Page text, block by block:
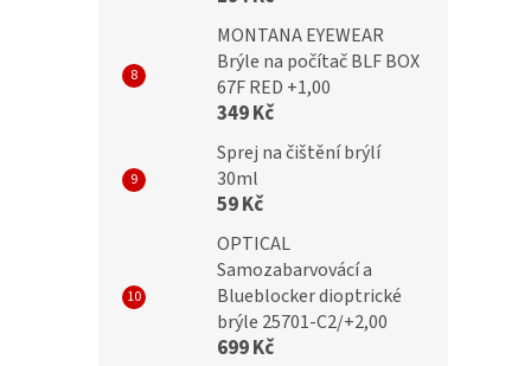
MONTANA EYEWEAR
Brýle na počítač BLF BOX
67F RED +1,00
349 Kč
Sprej na čištění brýlí
30ml
59 Kč
OPTICAL
Samozabarvovácí a
Blueblocker dioptrické
brýle 25701-C2/+2,00
699 Kč